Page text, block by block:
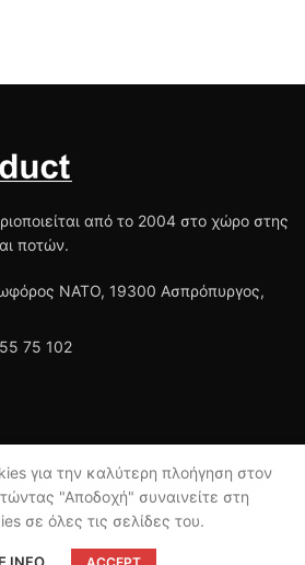
από το 2004 στο χώρο στης
ποτών.
ΝΑΤΟ, 19300 Ασπρόπυργος,
75 102
by Digisol
για την καλύτερη πλοήγηση στον
"Αποδοχή" συναινείτε στη
σε όλες τις σελίδες του.